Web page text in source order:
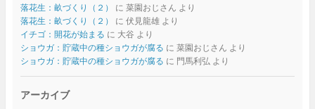
落花生：畝づくり（２） に 菜園おじさん より
落花生：畝づくり（２）
に 伏見龍雄より
イチゴ：開花が始まる に 大谷 より
ショウガ：貯蔵中の種ショウガが腐る に 菜園おじさん より
ショウガ：貯蔵中の種ショウガが腐る に 門馬利弘 より
アーカイブ